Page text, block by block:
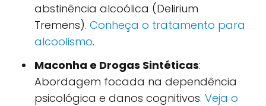
abstinência alcoólica (Delirium
Tremens). Conheça o tratamento para
alcoolismo.
Maconha e Drogas Sintéticas:
Abordagem focada na dependência
psicológica e danos cognitivos. Veja o